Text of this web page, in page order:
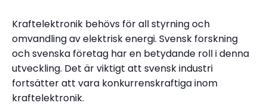
Kraftelektronik behövs för all styrning och
omvandling av elektrisk energi. Svensk forskning
och svenska företag har en betydande roll i denna
utveckling. Det är viktigt att svensk industri
fortsätter att vara konkurrenskraftiga inom
kraftelektronik.